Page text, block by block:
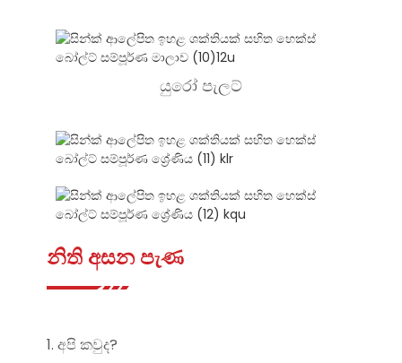
යුරෝ පැලට්
නිති අසන පැණ
1. අපි කවුද?